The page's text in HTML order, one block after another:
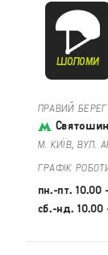
ШОЛОМИ
ПРАВИЙ БЕРЕГ
М. КИЇВ, ВУЛ.
ГРАФІК
пн.-пт. 10.00
сб.-нд. 10.00